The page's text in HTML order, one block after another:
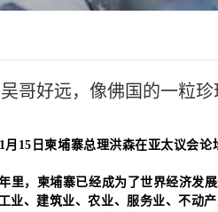
吴哥好远，像佛国的一粒
月15日柬埔寨总理洪森在亚太议会
里，柬埔寨已经成为了世界经济发
业、建筑业、农业、服务业、不动